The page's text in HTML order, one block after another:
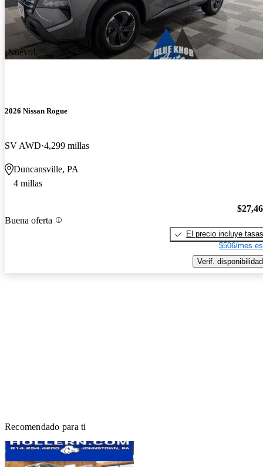
¡Nuevo!
2026 Nissan Rogue
SV AWD 4,299 millas
Duncansville, PA
4 millas
Buena oferta
El precio incluye tasas
$506/mes
Verif. disponibilidad
Recomendado para ti